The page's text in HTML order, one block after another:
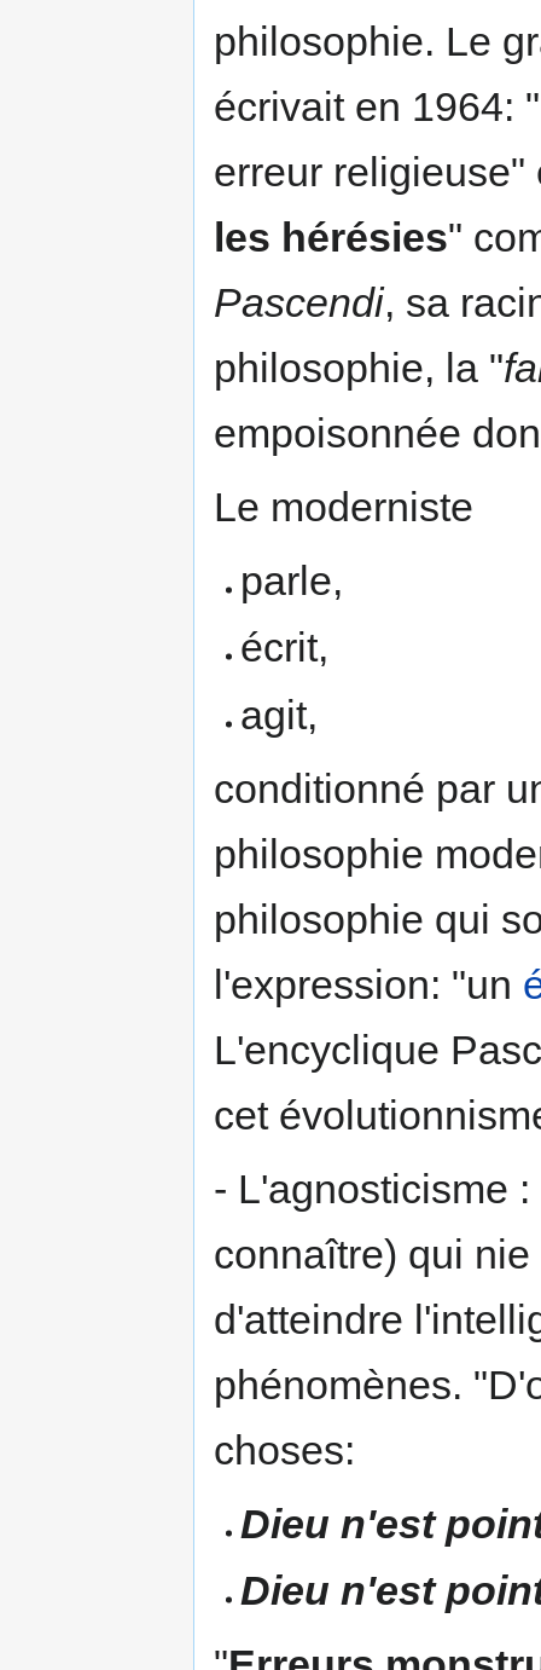
philosophie. Le
écrivait en 1964:
erreur
les hérésies"
Pascendi, sa
philosophie, la "
empoisonnée
Le moderniste
parle,
écrit,
agit,
conditionné par
philosophie
philosophie qui
l'expression: "un
L'encyclique
cet
- L'agnosticisme
connaître) qui
d'atteindre
phénomènes.
choses:
Dieu n'est
Dieu n'est